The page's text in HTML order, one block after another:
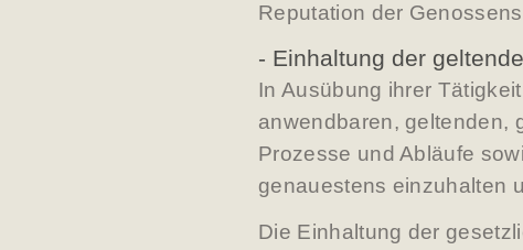
Reputation der
- Einhaltung der
In Ausübung ihrer
anwendbaren, geltenden,
Prozesse und Abläufe
genauestens einzuhalten
Die Einhaltung der